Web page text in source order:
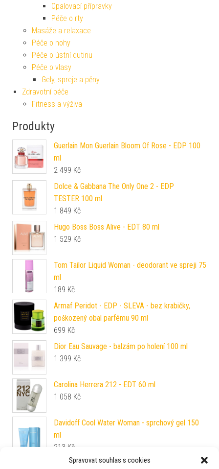
Spravovat souhlas s cookies
Opalovací přípravky
Péče o rty
Masáže a relaxace
Péče o nohy
Péče o ústní dutinu
Péče o vlasy
Gely, spreje a pěny
Zdravotní péče
Fitness a výživa
Produkty
Guerlain Mon Guerlain Bloom Of Rose - EDP 100
ml
2 499 Kč
Dolce & Gabbana The Only One 2 - EDP
TESTER 100 ml
1 849 Kč
Hugo Boss Boss Alive - EDT 80 ml
1 529 Kč
Tom Tailor Liquid Woman - deodorant ve spreji 75
ml
189 Kč
Armaf Peridot - EDP - SLEVA - bez krabičky,
poškozený obal parfému 90 ml
699 Kč
Dior Eau Sauvage - balzám po holení 100 ml
1 399 Kč
Carolina Herrera 212 - EDT 60 ml
1 058 Kč
Davidoff Cool Water Woman - sprchový gel 150
ml
213 Kč
Givenchy Pí - toaletní voda s rozprašovačem -